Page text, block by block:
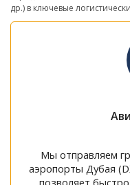
др.) в ключевые
Мы отправляем
аэропорты Дубая
позволяет